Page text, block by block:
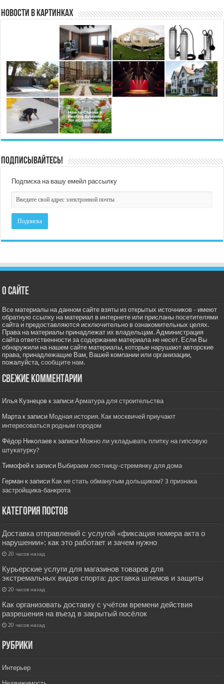
Новости в картинках
Подписывайтесь!
Подписка на вашу емейл рассылку
О сайте
Все материалы на данном сайте взяты из открытых источников - имеют
обратную ссылку на материал в интернете или присланы посетителями
сайта и предоставляются исключительно в ознакомительных целях.
Права на материалы принадлежат их владельцам. Администрация
сайта ответственности за содержание материала не несет. Если Вы
обнаружили на нашем сайте материалы, которые нарушают авторские
права, принадлежащие Вам, Вашей компании или организации,
пожалуйста,сообщите нам.
Свежие комментарии
Илья Кузнецов к записиАрматура для строительства
Мартак записи Модная история. Как москвичей приучают
интересоваться родным городом
Фёдор Николаев к записи Можно ли укладывать плитку на гипсовую
штукатурку?
Тимофей к записи Выбираем лестницу-стремянку для дома
Герман к записи Как не стать обманутым дольщиком? 3 признака
застройщика-банкрота
Категория постов
Доставка отправлений с услугой «фиксация номера акта о
нарушении»: как это работает и зачем нужно
20 часов назад
Курьерские услуги для магазинов товаров для
экстремальных видов спорта: доставка шлемов и защиты
20 часов назад
Как организовать доставку с учётом времени действия
разрешения на въезд в закрытый посёлок
20 часов назад
РУбрики
Интерьер